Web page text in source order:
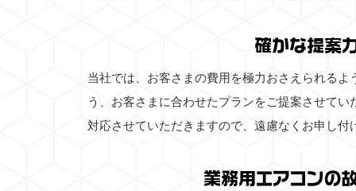
確かな提案
当社では、お客さまの費用を極力おさえられる
う、お客さまに合わせたプランをご提案させて
対応させていただきますので、遠慮なくお申し付
業務用エアコンの